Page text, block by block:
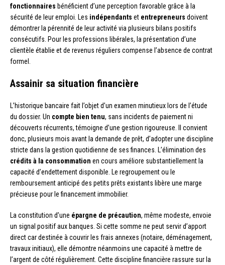
fonctionnaires bénéficient d’une perception favorable grâce à la
sécurité de leur emploi. Les indépendants et entrepreneurs doivent
démontrer la pérennité de leur activité via plusieurs bilans positifs
consécutifs. Pour les professions libérales, la présentation d’une
clientèle établie et de revenus réguliers compense l’absence de contrat
formel.
Assainir sa situation financière
L’historique bancaire fait l’objet d’un examen minutieux lors de l’étude
du dossier. Un compte bien tenu, sans incidents de paiement ni
découverts récurrents, témoigne d’une gestion rigoureuse. Il convient
donc, plusieurs mois avant la demande de prêt, d’adopter une discipline
stricte dans la gestion quotidienne de ses finances. L’élimination des
crédits à la consommation en cours améliore substantiellement la
capacité d’endettement disponible. Le regroupement ou le
remboursement anticipé des petits prêts existants libère une marge
précieuse pour le financement immobilier.
La constitution d’une épargne de précaution, même modeste, envoie
un signal positif aux banques. Si cette somme ne peut servir d’apport
direct car destinée à couvrir les frais annexes (notaire, déménagement,
travaux initiaux), elle démontre néanmoins une capacité à mettre de
l’argent de côté régulièrement. Cette discipline financière rassure sur la